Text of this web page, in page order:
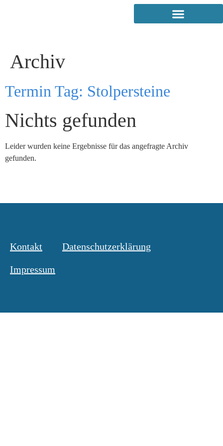
Archiv
Termin Tag: Stolpersteine
Nichts gefunden
Leider wurden keine Ergebnisse für das angefragte Archiv
gefunden.
Kontakt Datenschutzerklärung
Impressum